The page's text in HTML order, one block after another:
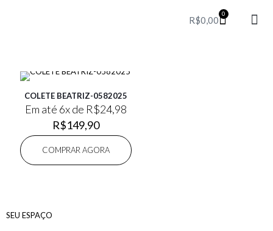
R$0,00
0
COLETE BEATRIZ-0582025
Em até 6x de R$24,98
R$149,90
COMPRAR AGORA
SEU ESPAÇO